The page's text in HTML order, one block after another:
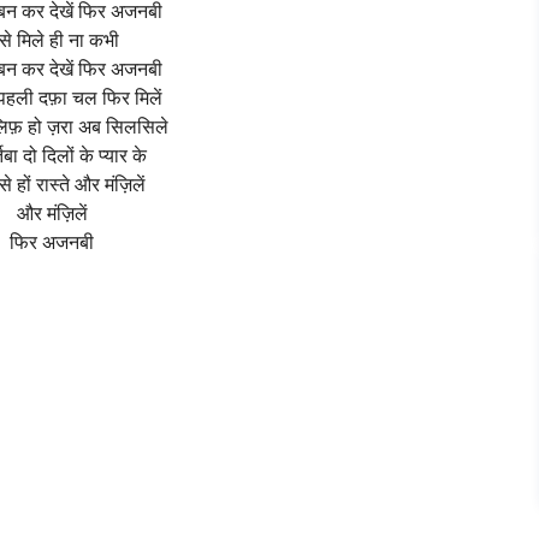
कर देखें फिर अजनबी
मिले ही ना कभी
कर देखें फिर अजनबी
दफ़ा चल फिर मिलें
हो ज़रा अब सिलसिले
दो दिलों के प्यार के
हों रास्ते और मंज़िलें
और मंज़िलें
फिर अजनबी